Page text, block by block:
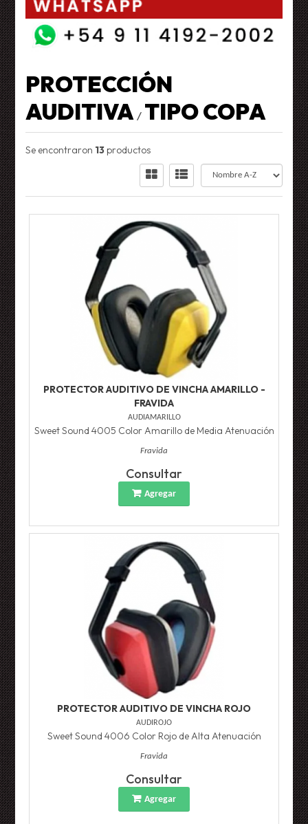
PROTECCIÓN
AUDITIVA / TIPO COPA
Se encontraron 13productos
PROTECTOR AUDITIVO DE VINCHA AMARILLO -
FRAVIDA
AUDIAMARILLO
Sweet Sound 4005 Color Amarillo de Media Atenuación
Fravida
Consultar
Agregar
PROTECTOR AUDITIVO DE VINCHA ROJO
AUDIROJO
Sweet Sound 4006 Color Rojo de Alta Atenuación
Fravida
Consultar
Agregar